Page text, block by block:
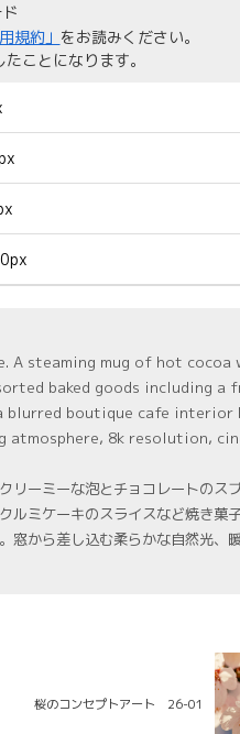
規約」 をお読みください。
ことになります。
A steaming mug of hot cocoa
baked goods including a
boutique cafe interior
atmosphere, 8k resolution,
リーミーな泡とチョコレートのス
ルミケーキのスライスなど焼き菓
窓から差し込む柔らかな自然光、
桜のコンセプトアート 26-01